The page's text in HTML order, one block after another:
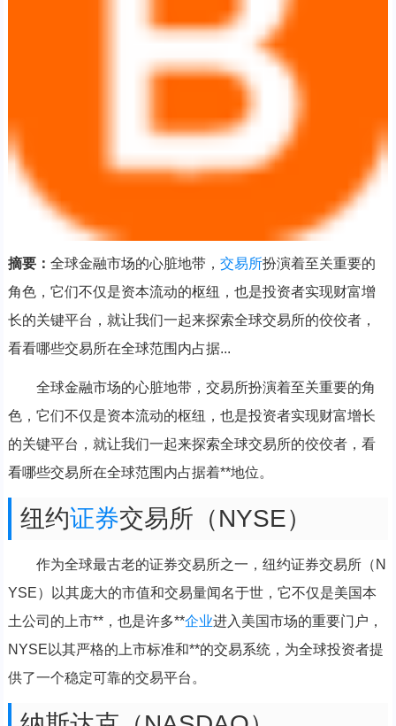
摘要： 全球金融市场的心脏地带， 交易所扮演着至关重要的
角色，它们不仅是资本流动的枢纽，也是投资者实现财富增
长的关键平台，就让我们一起来探索全球交易所的佼佼者，
看看哪些交易所在全球范围内占据...
全球金融市场的心脏地带，交易所扮演着至关重要的角
色，它们不仅是资本流动的枢纽，也是投资者实现财富增长
的关键平台，就让我们一起来探索全球交易所的佼佼者，看
看哪些交易所在全球范围内占据着**地位。
纽约证券交易所（NYSE）
作为全球最古老的证券交易所之一，纽约证券交易所（N
YSE）以其庞大的市值和交易量闻名于世，它不仅是美国本
土公司的上市**，也是许多**企业进入美国市场的重要门户，
NYSE以其严格的上市标准和**的交易系统，为全球投资者提
供了一个稳定可靠的交易平台。